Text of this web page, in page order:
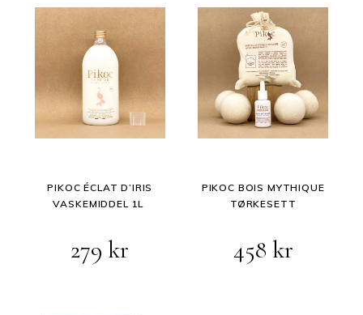
PIKOC ÉCLAT D’IRIS
VASKEMIDDEL 1L
279kr
PIKOC BOIS MYTHIQUE
TØRKESETT
458 kr